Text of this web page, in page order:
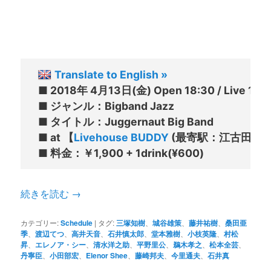
Translate to English »
■ 2018年 4月13日(金) Open 18:30 / Live
■ ジャンル：Bigband Jazz
■ タイトル：Juggernaut Big Band
■ at 【Livehouse BUDDY (最寄駅：江古田駅
続きを読む →
カテゴリー:Schedule | タグ:三塚知樹 、城谷雄策 、藤井祐樹 、桑田亜
季 、渡辺てつ 、高井天音 、石井慎太郎 、堂本雅樹 、小枝英隆 、村松
昇
エレノア・シー 、清水洋之助 、平野里公 鵜木孝之 、松本全芸
丹寧臣 、小田部宏 Elenor Shee 、藤崎邦夫 、今里通夫 、石井真